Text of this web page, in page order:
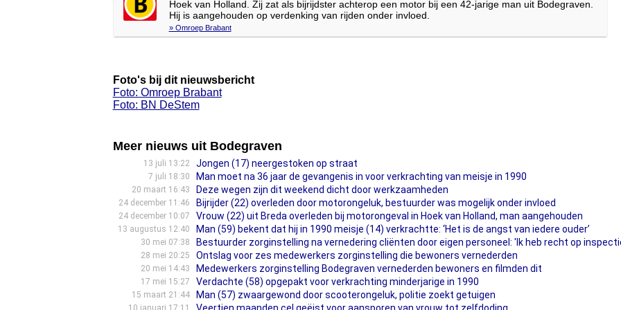
Hoek van Holland. Zij zat als bijrijdster achterop een motor bij een 42-jarige man uit Bodegraven.
Hij is aangehouden op verdenking van rijden onder invloed.
» Omroep Brabant
Foto's bij dit nieuwsbericht
Foto: Omroep Brabant
Foto: BN DeStem
Meer nieuws uit Bodegraven
13 juli 13:22 Jongen (17) neergestoken op straat
7 juli 18:30 Man moet na 36 jaar de gevangenis in voor verkrachting van meisje in 1990
20 maart 16:43 Deze wegen zijn dit weekend dicht door werkzaamheden
24 december 11:46 Bijrijder (22) overleden door motorongeluk, bestuurder was mogelijk onder invloed
24 december 10:07 Vrouw (22) uit Breda overleden bij motorongeval in Hoek van Holland, man aangehouden
13 augustus 12:40 Man (59) bekent dat hij in 1990 meisje (14) verkrachtte: ‘Het is de angst van iedere ouder’
30 mei 07:38 Bestuurder zorginstelling na vernedering cliënten door eigen personeel: 'Ik heb recht op
28 mei 20:25 Ontslag voor zes medewerkers zorginstelling die bewoners vernederden
20 mei 14:43 Medewerkers zorginstelling Bodegraven vernederden bewoners en filmden dit
17 mei 15:27 Verdachte (58) opgepakt voor verkrachting minderjarige in 1990
15 maart 21:44 Man (57) zwaargewond door scooterongeluk, politie zoekt getuigen
10 januari 17:11